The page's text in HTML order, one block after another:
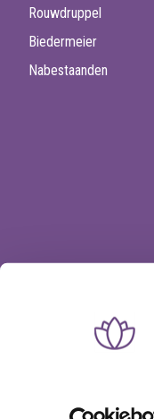
Rouwdruppel
Biedermeier
Nabestaanden